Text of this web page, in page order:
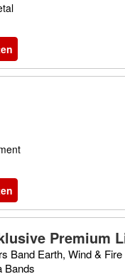
Premium
& Corporate
Band Earth, Wind &
Bands